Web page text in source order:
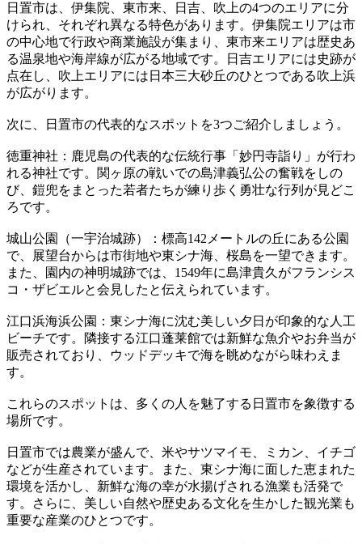
日置市は、伊集院、東市来、日吉、吹上の4つのエリアに分
けられ、それぞれ異なる特色があります。伊集院エリアは市
の中心地で行政や商業施設が集まり、東市来エリアは歴史あ
る温泉地や海岸線が広がる地域です。日吉エリアには史跡が
点在し、吹上エリアには日本三大砂丘のひとつである吹上浜
が広がります。
次に、日置市の代表的なスポットを3つご紹介しましょう。
徳重神社：鹿児島の代表的な伝統行事「妙円寺詣り」が行わ
れる神社です。関ヶ原の戦いでの島津義弘公の奮戦をしの
び、鎧兜をまとった若者たちが練り歩く勇壮な行列が見どこ
ろです。
城山公園（一宇治城跡）：標高142メートルの丘にある公園
で、展望台からは市街地や東シナ海、桜島を一望できます。
また、園内の神明城跡では、1549年に島津貴久がフランシス
コ・ザビエルと会見したと伝えられています。
江口浜海浜公園：東シナ海に沈む美しい夕日が印象的な人工
ビーチです。隣接する江口蓬莱館では新鮮な魚介やお弁当が
販売されており、ウッドデッキで海を眺めながら味わえま
す。
これらのスポットは、多くの人を魅了する日置市を象徴する
場所です。
日置市では農業が盛んで、米やサツマイモ、ミカン、イチゴ
などが生産されています。また、東シナ海に面した恵まれた
環境を活かし、新鮮な海の幸が水揚げされる漁業も活発で
す。さらに、美しい自然や歴史ある文化を生かした観光業も
重要な産業のひとつです。